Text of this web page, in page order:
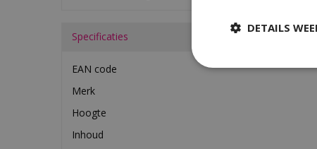
Specificaties
EAN code
Merk
Hoogte
Inhoud
DETAILS